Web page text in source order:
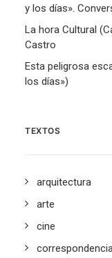
y los días».
La hora Cultural
Castro
Esta peligrosa
los días»)
TEXTOS
arquitectura
arte
cine